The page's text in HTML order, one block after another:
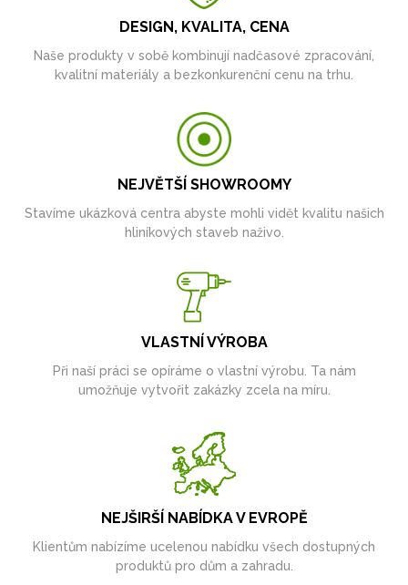
DESIGN, KVALITA, CENA
Naše produkty v sobě kombinují nadčasové zpracování,
kvalitní materiály a bezkonkurenční cenu na trhu.
NEJVĚTŠÍ SHOWROOMY
Stavíme ukázková centra abyste mohli vidět kvalitu našich
hliníkových staveb naživo.
VLASTNÍ VÝROBA
Při naší práci se opíráme o vlastní výrobu. Ta nám
umožňuje vytvořit zakázky zcela na míru.
NEJŠIRŠÍ NABÍDKA V EVROPĚ
Klientům nabízíme ucelenou nabídku všech dostupných
produktů pro dům a zahradu.